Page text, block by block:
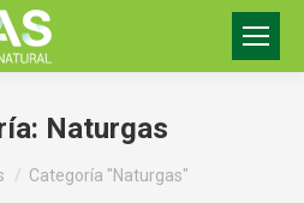
Naturgas
Categoría "Naturgas"